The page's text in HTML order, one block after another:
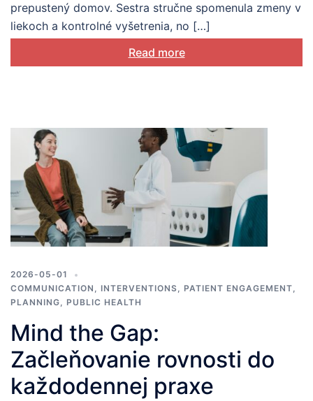
prepustený domov. Sestra stručne spomenula zmeny v
liekoch a kontrolné vyšetrenia, no […]
Read more
2026-05-01
COMMUNICATION , INTERVENTIONS, PATIENT ENGAGEMENT,
PLANNING, PUBLIC HEALTH
Mind the Gap:
Začleňovanie rovnosti do
každodennej praxe